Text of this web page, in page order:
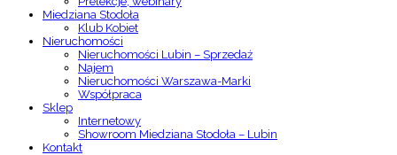
Miedziana Stodoła
Klub Kobiet
Nieruchomości
Nieruchomości Lubin – Sprzedaż
Najem
Nieruchomości Warszawa-Marki
Współpraca
Sklep
Internetowy
Showroom Miedziana Stodoła – Lubin
Kontakt